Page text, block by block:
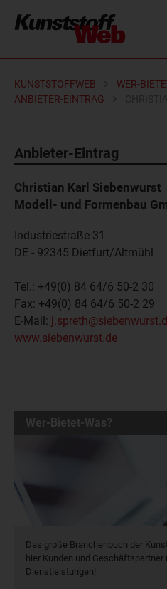
KUNSTSTOFFWEB
WER-
ANBIETER-EINTRAG
Anbieter-Eintrag
Christian Karl Siebenwurst
Modell- und Formenbau
Industriestraße 31
DE - 92345 Dietfurt/Altmühl
Tel.: +49(0) 84 64/6 50-2 30
Fax: +49(0) 84 64/6 50-2 29
E-Mail:
www.siebenwurst.de
Wer-Bietet-Was?
Das große Branchenbuch der
hier Kunden und Geschäftspartner
Dienstleistungen!